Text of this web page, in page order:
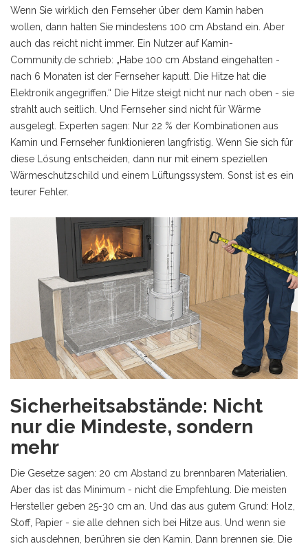
Wenn Sie wirklich den Fernseher über dem Kamin haben
wollen, dann halten Sie mindestens 100 cm Abstand ein. Aber
auch das reicht nicht immer. Ein Nutzer auf Kamin-
Community.de schrieb: „Habe 100 cm Abstand eingehalten -
nach 6 Monaten ist der Fernseher kaputt. Die Hitze hat die
Elektronik angegriffen.“ Die Hitze steigt nicht nur nach oben - sie
strahlt auch seitlich. Und Fernseher sind nicht für Wärme
ausgelegt. Experten sagen: Nur 22 % der Kombinationen aus
Kamin und Fernseher funktionieren langfristig. Wenn Sie sich für
diese Lösung entscheiden, dann nur mit einem speziellen
Wärmeschutzschild und einem Lüftungssystem. Sonst ist es ein
teurer Fehler.
Sicherheitsabstände: Nicht
nur die Mindeste, sondern
mehr
Die Gesetze sagen: 20 cm Abstand zu brennbaren Materialien.
Aber das ist das Minimum - nicht die Empfehlung. Die meisten
Hersteller geben 25-30 cm an. Und das aus gutem Grund: Holz,
Stoff, Papier - sie alle dehnen sich bei Hitze aus. Und wenn sie
sich ausdehnen, berühren sie den Kamin. Dann brennen sie. Die